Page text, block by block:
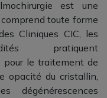
est une
toute forme
Cliniques CIC, les
pratiquent
pour le traitement de
opacité du cristallin,
dégénérescences